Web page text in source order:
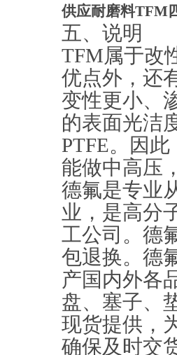
供应耐磨料TFM
五、说明
TFM属于改
优点外，还
变性更小、
的表面光洁
PTFE。因
能做中高压
德氟是专业
业，是高分
工公司。德
包退换。德
产国内外各
盘、塞子、
现货提供，
确保及时交